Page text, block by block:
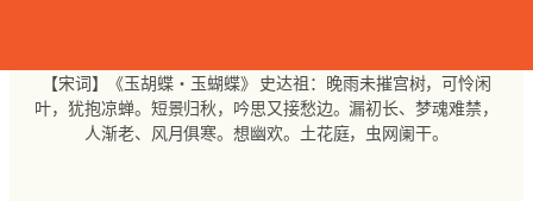
【宋词】《玉胡蝶・玉蝴蝶》 史达祖：晚雨未摧宫树，可怜闲
叶，犹抱凉蝉。短景归秋，吟思又接愁边。漏初长、梦魂难禁，
人渐老、风月俱寒。想幽欢。土花庭，虫网阑干。